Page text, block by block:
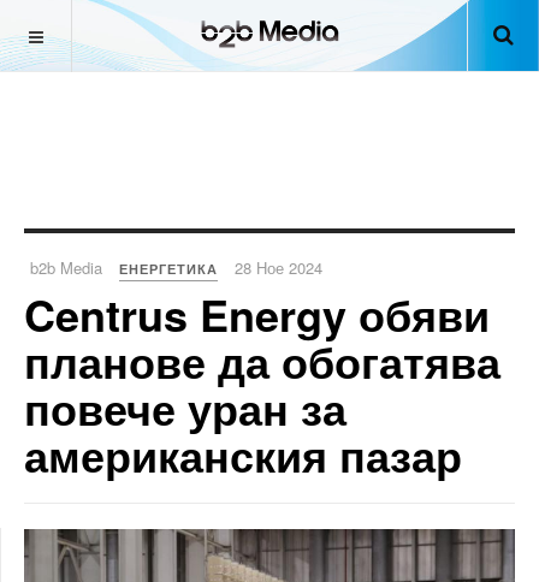
b2b Media ЕНЕРГЕТИКА 28 Ное 2024
Centrus Energy обяви
планове да обогатява
повече уран за
американския пазар